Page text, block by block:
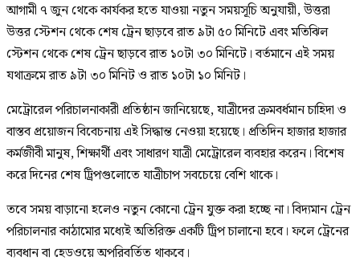
আগামী ৭ জুন থেকে কার্যকর হতে যাওয়া নতুন সময়সূচি অনুযায়ী, উত্তরা
উত্তর স্টেশন থেকে শেষ ট্রেন ছাড়বে রাত ৯টা ৫০ মিনিটে এবং মতিঝিল
স্টেশন থেকে শেষ ট্রেন ছাড়বে রাত ১০টা ৩০ মিনিটে। বর্তমানে এই সময়
যথাক্রমে রাত ৯টা ৩০ মিনিট ও রাত ১০টা ১০ মিনিট।
মেট্রোরেল পরিচালনাকারী প্রতিষ্ঠান জানিয়েছে, যাত্রীদের ক্রমবর্ধমান চাহিদা ও
বাস্তব প্রয়োজন বিবেচনায় এই সিদ্ধান্ত নেওয়া হয়েছে। প্রতিদিন হাজার হাজার
কর্মজীবী মানুষ, শিক্ষার্থী এবং সাধারণ যাত্রী মেট্রোরেল ব্যবহার করেন। বিশেষ
করে দিনের শেষ ট্রিপগুলোতে যাত্রীচাপ সবচেয়ে বেশি থাকে।
তবে সময় বাড়ানো হলেও নতুন কোনো ট্রেন যুক্ত করা হচ্ছে না। বিদ্যমান ট্রেন
পরিচালনার কাঠামোর মধ্যেই অতিরিক্ত একটি ট্রিপ চালানো হবে। ফলে ট্রেনের
ব্যবধান বা হেডওয়ে অপরিবর্তিত থাকবে।